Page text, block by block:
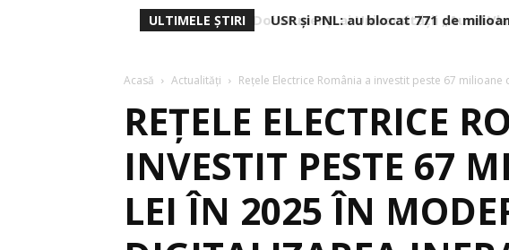
ULTIMELE ȘTIRI
USR și PNL: au blocat 771 de
Acasă Actualități Rețele Electrice România a investit peste 67 milioane
REȚELE ELECTRICE
INVESTIT PESTE 67
LEI ÎN 2025 ÎN